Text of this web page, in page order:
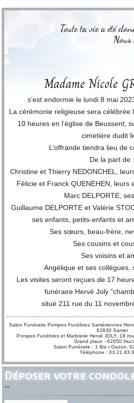
Toute ta vie a été
Madame Nicole
s’est endormie le lundi 8 mai
La cérémonie religieuse sera célébrée
10 heures en l’église de Beussent,
cimetière dudit
L’offrande tiendra lieu de
De la part de :
Christine et Thierry NEDONCHEL,
Félicie et Franck QUENEHEN, leurs
Marc DELPORTE,
Guillaume DELPORTE et Valérie
ses enfants, petits-enfants et
Ses sœurs, beau-frère,
Ses cousins et
Ses voisins et
Angélique et ses collègues,
Les visites seront reçues de 17
funéraire Hervé Joly
situé 211 rue du 11
Salon Funéraire Pompes Funèbres Samériennes
62830 Samer
Pompes Funèbres et Marbrerie Hervé JOLY, 18
Grand place - 62650
Salon Funéraire : 1 Bis r Gazon,
Téléphone : 03 21 83
Déposer votre
--